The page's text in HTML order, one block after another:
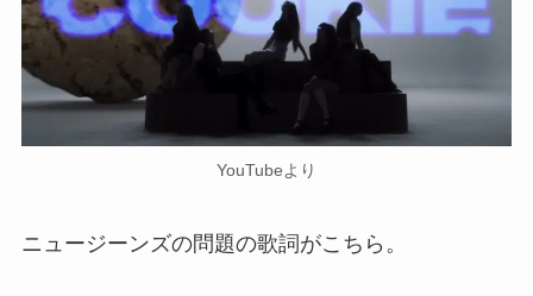
YouTubeより
ニュージーンズの問題の歌詞がこちら。